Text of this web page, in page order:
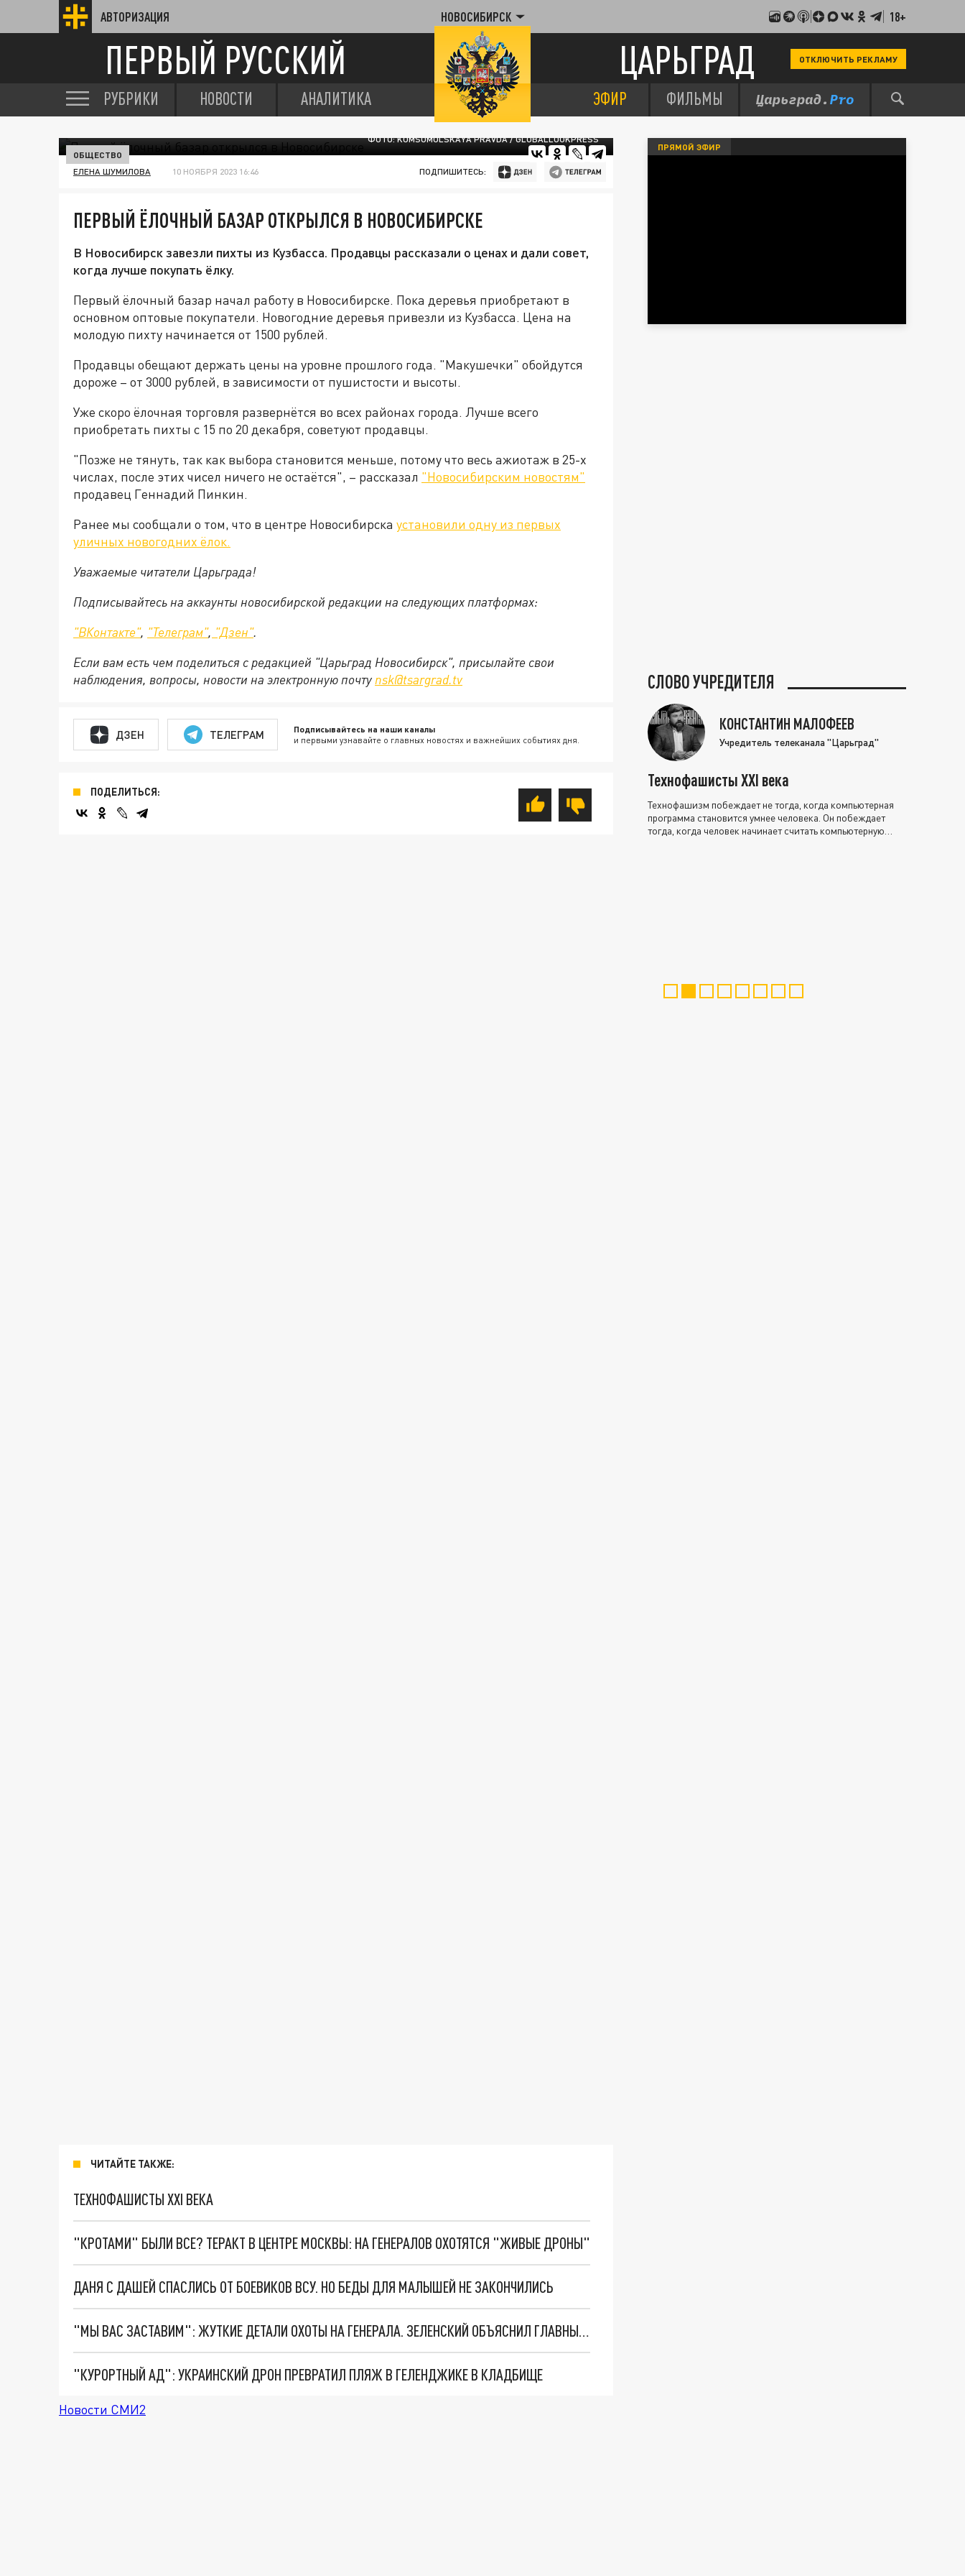
АВТОРИЗАЦИЯ НОВОСИБИРСК 18+
ПЕРВЫЙ РУССКИЙ ЦАРЬГРАД ОТКЛЮЧИТЬ РЕКЛАМУ
РУБРИКИ НОВОСТИ АНАЛИТИКА ЭФИР ФИЛЬМЫ
ФОТО: KOMSOMOLSKAYA PRAVDA / GLOBALLOOKPRESS
ОБЩЕСТВО
ЕЛЕНА ШУМИЛОВА 10 НОЯБРЯ 2023 16:46 ПОДПИШИТЕСЬ:
ПЕРВЫЙ ЁЛОЧНЫЙ БАЗАР ОТКРЫЛСЯ В НОВОСИБИРСКЕ
В Новосибирск завезли пихты из Кузбасса. Продавцы рассказали о ценах и дали совет,
когда лучше покупать ёлку.
Первый ёлочный базар начал работу в Новосибирске. Пока деревья приобретают в
основном оптовые покупатели. Новогодние деревья привезли из Кузбасса. Цена на
молодую пихту начинается от 1500 рублей.
Продавцы обещают держать цены на уровне прошлого года. "Макушечки" обойдутся
дороже – от 3000 рублей, в зависимости от пушистости и высоты.
Уже скоро ёлочная торговля развернётся во всех районах города. Лучше всего
приобретать пихты с 15 по 20 декабря, советуют продавцы.
"Позже не тянуть, так как выбора становится меньше, потому что весь ажиотаж в 25-х
числах, после этих чисел ничего не остаётся", – рассказал "Новосибирским новостям"
продавец Геннадий Пинкин.
Ранее мы сообщали о том, что в центре Новосибирска установили одну из первых
уличных новогодних ёлок.
Уважаемые читатели Царьграда!
Подписывайтесь на аккаунты новосибирской редакции на следующих платформах:
"ВКонтакте", "Телеграм", "Дзен".
Если вам есть чем поделиться с редакцией "Царьград Новосибирск", присылайте свои
наблюдения, вопросы, новости на электронную почту nsk@tsargrad.tv
ДЗЕН ТЕЛЕГРАМ Подписывайтесь на наши каналы
и первыми узнавайте о главных новостях и важнейших событиях дня.
ПОДЕЛИТЬСЯ:
ЧИТАЙТЕ ТАКЖЕ:
ТЕХНОФАШИСТЫ XXI ВЕКА
"КРОТАМИ" БЫЛИ ВСЕ? ТЕРАКТ В ЦЕНТРЕ МОСКВЫ: НА ГЕНЕРАЛОВ ОХОТЯТСЯ "ЖИВЫЕ ДРОНЫ"
ДАНЯ С ДАШЕЙ СПАСЛИСЬ ОТ БОЕВИКОВ ВСУ. НО БЕДЫ ДЛЯ МАЛЫШЕЙ НЕ ЗАКОНЧИЛИСЬ
"МЫ ВАС ЗАСТАВИМ": ЖУТКИЕ ДЕТАЛИ ОХОТЫ НА ГЕНЕРАЛА. ЗЕЛЕНСКИЙ ОБЪЯСНИЛ ГЛАВНЫЙ СМЫСЛ ТЕРАКТА В ЦЕНТРЕ МОСКВЫ
"КУРОРТНЫЙ АД": УКРАИНСКИЙ ДРОН ПРЕВРАТИЛ ПЛЯЖ В ГЕЛЕНДЖИКЕ В КЛАДБИЩЕ
Новости СМИ2
ПРЯМОЙ ЭФИР
СЛОВО УЧРЕДИТЕЛЯ
КОНСТАНТИН МАЛОФЕЕВ
Учредитель телеканала "Царьград"
Технофашисты XXI века
Технофашизм побеждает не тогда, когда компьютерная
программа становится умнее человека. Он побеждает
тогда, когда человек начинает считать компьютерную